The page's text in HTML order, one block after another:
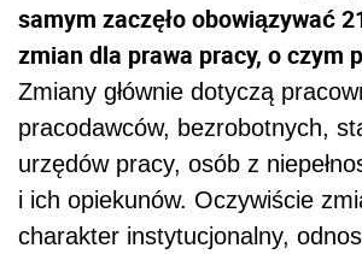
samym zaczęło obowiązywać
zmian dla prawa pracy, o czym
Zmiany głównie dotyczą
pracodawców, bezrobotnych,
urzędów pracy, osób z
i ich opiekunów. Oczywiście
charakter instytucjonalny,